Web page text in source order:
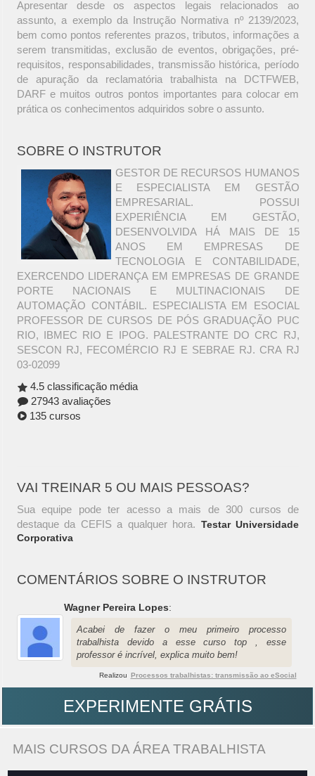
Apresentar desde os aspectos legais relacionados ao
assunto, a exemplo da Instrução Normativa nº 2139/2023,
bem como pontos referentes prazos, tributos, informações a
serem transmitidas, exclusão de eventos, obrigações, pré-
requisitos, responsabilidades, transmissão histórica, período
de apuração da reclamatória trabalhista na DCTFWEB,
DARF e muitos outros pontos importantes para colocar em
prática os conhecimentos adquiridos sobre o assunto.
SOBRE O INSTRUTOR
GESTOR DE RECURSOS HUMANOS
E ESPECIALISTA EM GESTÃO
EMPRESARIAL. POSSUI
EXPERIÊNCIA EM GESTÃO,
DESENVOLVIDA HÁ MAIS DE 15
ANOS EM EMPRESAS DE
TECNOLOGIA E CONTABILIDADE,
EXERCENDO LIDERANÇA EM EMPRESAS DE GRANDE
PORTE NACIONAIS E MULTINACIONAIS DE
AUTOMAÇÃO CONTÁBIL. ESPECIALISTA EM ESOCIAL
PROFESSOR DE CURSOS DE PÓS GRADUAÇÃO PUC
RIO, IBMEC RIO E IPOG. PALESTRANTE DO CRC RJ,
SESCON RJ, FECOMÉRCIO RJ E SEBRAE RJ. CRA RJ
03-02099
4.5 classificação média
27943 avaliações
135 cursos
VAI TREINAR 5 OU MAIS PESSOAS?
Sua equipe pode ter acesso a mais de 300 cursos de
destaque da CEFIS a qualquer hora. Testar Universidade
Corporativa
COMENTÁRIOS SOBRE O INSTRUTOR
Wagner Pereira Lopes:
Acabei de fazer o meu primeiro processo
trabalhista devido a esse curso top , esse
professor é incrível, explica muito bem!
Realizou Processos trabalhistas: transmissão ao eSocial
EXPERIMENTE GRÁTIS
MAIS CURSOS DA ÁREA TRABALHISTA